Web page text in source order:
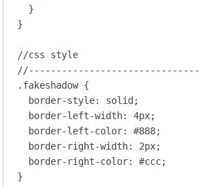
  }
}
//css style
//-------------------------------
.fakeshadow {
border-style: solid;
border-left-width: 4px;
border-left-color: #888;
border-right-width: 2px;
border-right-color: #ccc;